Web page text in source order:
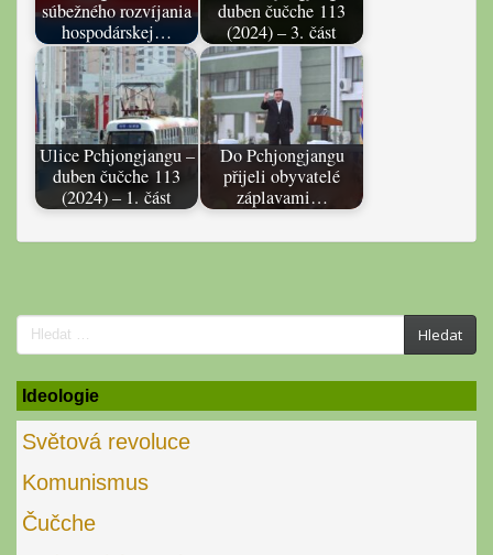
súbežného rozvíjania
hospodárskej…
duben čučche 113
(2024) – 3. část
Ulice Pchjongjangu –
duben čučche 113
(2024) – 1. část
Do Pchjongjangu
přijeli obyvatelé
záplavami…
Search
for:
Hledat
Ideologie
Světová revoluce
Komunismus
Čučche